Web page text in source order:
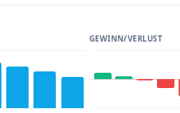
GEWINN/VERLUST